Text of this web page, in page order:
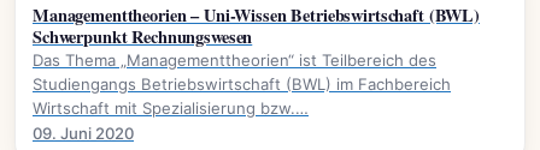
Managementtheorien – Uni-Wissen Betriebswirtschaft (BWL)
Schwerpunkt Rechnungswesen
Das Thema „Managementtheorien“ ist Teilbereich des
Studiengangs Betriebswirtschaft (BWL) im Fachbereich
Wirtschaft mit Spezialisierung bzw.…
09. Juni 2020